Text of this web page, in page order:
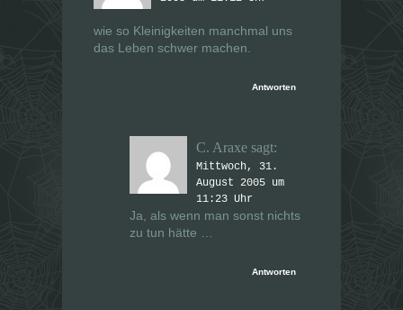
wie so Kleinigkeiten manchmal uns
das Leben schwer machen.
Antworten
C. Araxe sagt:
Mittwoch, 31.
August 2005 um
11:23 Uhr
Ja, als wenn man sonst nichts
zu tun hätte …
Antworten